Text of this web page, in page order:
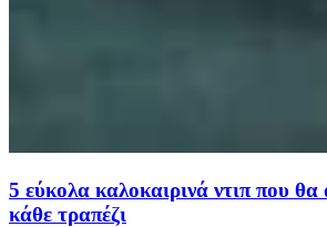
5 εύκολα καλοκαιρινά ντιπ που θα
κάθε τραπέζι